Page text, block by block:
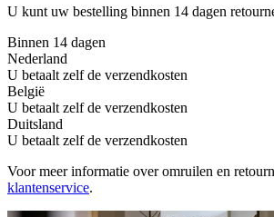
U kunt uw bestelling binnen 14 dagen
Binnen 14 dagen
Nederland
U betaalt zelf de verzendkosten
België
U betaalt zelf de verzendkosten
Duitsland
U betaalt zelf de verzendkosten
Voor meer informatie over omruilen en
klantenservice.